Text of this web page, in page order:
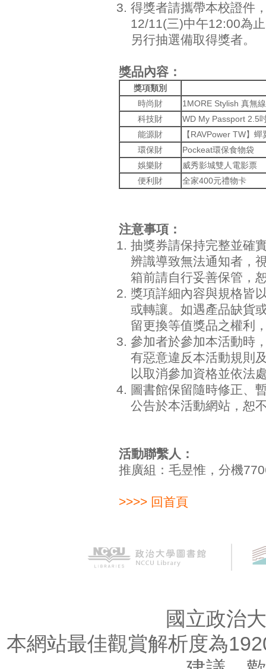
得獎者請攜帶本校證件
12/11(三)中午12:00為
另行抽選備取得獎者。
獎品內容：
獎項類別
時尚財
1MORE Stylish 真無
科技財
WD My Passport 2.5
能源財
【RAVPower TW】
環保財
Pockeat環保食物袋
娛樂財
威秀影城雙人電影票
便利財
全家400元禮物卡
注意事項：
抽獎券請保持完整並確
辨識導致無法通知者，
箱前請自行妥善保管，
獎項詳細內容與規格皆
或轉讓。如遇產品缺貨
留更換等值獎品之權利
參加者於參加本活動時
有惡意違反本活動規則
以取消參加資格並依法
圖書館保留隨時修正、
公告於本活動網站，恕
活動聯繫人：
推廣組：毛昱惟，分機
>>>> 回首頁
國立政治
本網站最佳觀賞解析度為